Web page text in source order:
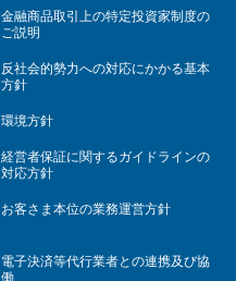
金融商品取引上の特定投資家制度の
ご説明
反社会的勢力への対応にかかる基本
方針
環境方針
経営者保証に関するガイドラインの
対応方針
お客さま本位の業務運営方針
電子決済等代行業者との連携及び協
働